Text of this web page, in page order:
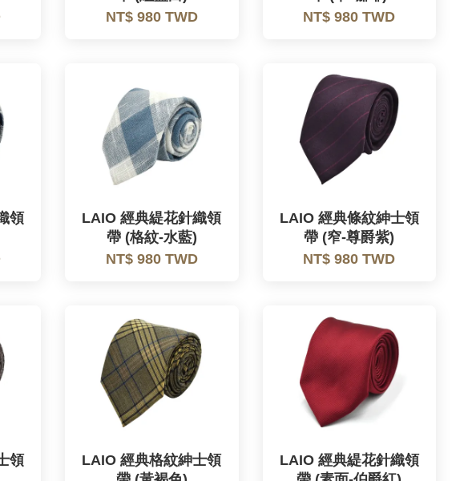
NT$ 980 TWD
NT$ 980 TWD
領
LAIO 經典緹花針織領
帶 (格紋-水藍)
NT$ 980 TWD
LAIO 經典條紋紳士領
帶 (窄-尊爵紫)
NT$ 980 TWD
領
LAIO 經典格紋紳士領
LAIO 經典緹花針織領